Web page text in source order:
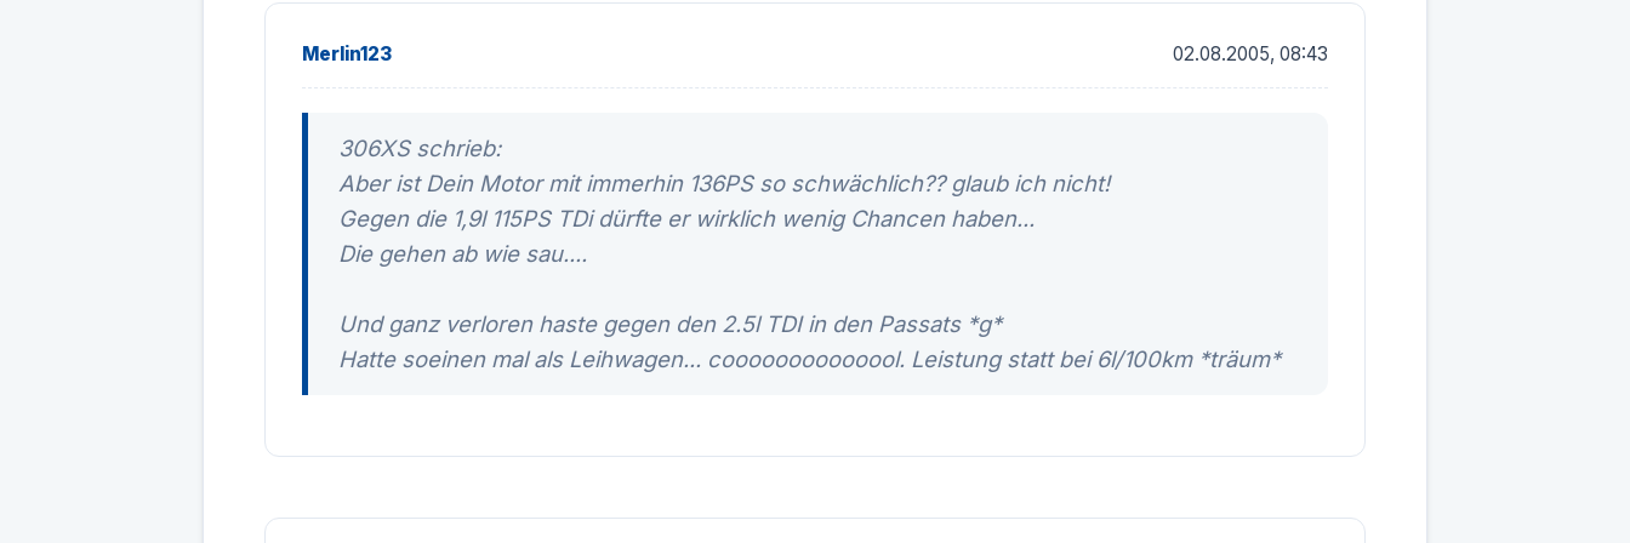
Merlin123 02.08.2005, 08:43
306XS schrieb:
Aber ist Dein Motor mit immerhin 136PS so schwächlich?? glaub ich nicht!
Gegen die 1,9l 115PS TDi dürfte er wirklich wenig Chancen haben...
Die gehen ab wie sau....
Und ganz verloren haste gegen den 2.5l TDI in den Passats *g*
Hatte soeinen mal als Leihwagen... coooooooooooool. Leistung statt bei 6l/100km *träum*